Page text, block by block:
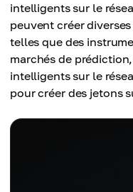
intelligents sur le
peuvent créer
telles que des
marchés de
intelligents sur le
pour créer des jetons